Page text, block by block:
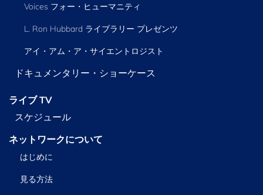
Voices フォー・ヒューマニティ
L. Ron Hubbard ライブラリー プレゼンツ
アイ・アム・ア・サイエントロジスト
ドキュメンタリー・ショーケース
ライブ TV
スケジュール
ネットワークについて
はじめに
見る方法